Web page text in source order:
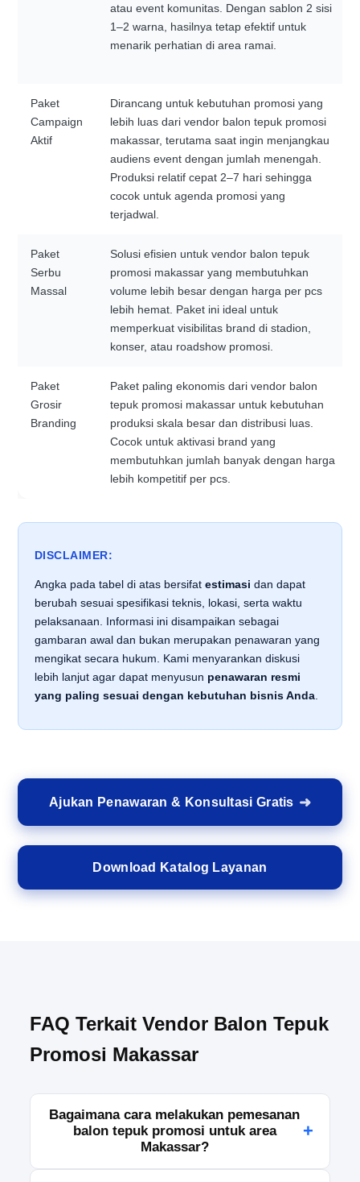
atau event komunitas. Dengan sablon 2 sisi
1–2 warna, hasilnya tetap efektif untuk
menarik perhatian di area ramai.
Paket
Campaign
Aktif
Dirancang untuk kebutuhan promosi yang
lebih luas dari vendor balon tepuk promosi
makassar, terutama saat ingin menjangkau
audiens event dengan jumlah menengah.
Produksi relatif cepat 2–7 hari sehingga
cocok untuk agenda promosi yang
terjadwal.
Paket
Serbu
Massal
Solusi efisien untuk vendor balon tepuk
promosi makassar yang membutuhkan
volume lebih besar dengan harga per pcs
lebih hemat. Paket ini ideal untuk
memperkuat visibilitas brand di stadion,
konser, atau roadshow promosi.
Paket
Grosir
Branding
Paket paling ekonomis dari vendor balon
tepuk promosi makassar untuk kebutuhan
produksi skala besar dan distribusi luas.
Cocok untuk aktivasi brand yang
membutuhkan jumlah banyak dengan harga
lebih kompetitif per pcs.
DISCLAIMER:
Angka pada tabel di atas bersifat estimasi dan dapat
berubah sesuai spesifikasi teknis, lokasi, serta waktu
pelaksanaan. Informasi ini disampaikan sebagai
gambaran awal dan bukan merupakan penawaran yang
mengikat secara hukum. Kami menyarankan diskusi
lebih lanjut agar dapat menyusun penawaran resmi
yang paling sesuai dengan kebutuhan bisnis Anda.
Ajukan Penawaran & Konsultasi Gratis
Download Katalog Layanan
FAQ Terkait Vendor Balon Tepuk
Promosi Makassar
Bagaimana cara melakukan pemesanan
balon tepuk promosi untuk area
Makassar?
+